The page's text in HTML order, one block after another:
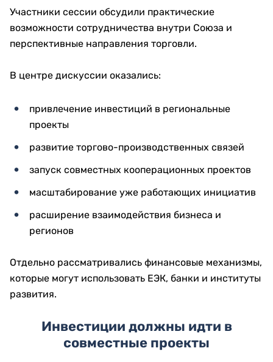
Участники сессии обсудили практические
возможности сотрудничества внутри Союза и
перспективные направления торговли.
В центре дискуссии оказались:
привлечение инвестиций в региональные
проекты
развитие торгово-производственных связей
запуск совместных кооперационных проектов
масштабирование уже работающих инициатив
расширение взаимодействия бизнеса и
регионов
Отдельно рассматривались финансовые механизмы,
которые могут использовать ЕЭК, банки и институты
развития.
Инвестиции должны идти в
совместные проекты